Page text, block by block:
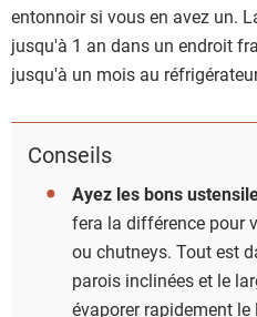
entonnoir si vous en avez un.
jusqu'à 1 an dans un endroit
jusqu'à un mois au
Conseils
Ayez les bons
fera la différence pour
ou chutneys. Tout est
parois inclinées et le
évaporer rapidement